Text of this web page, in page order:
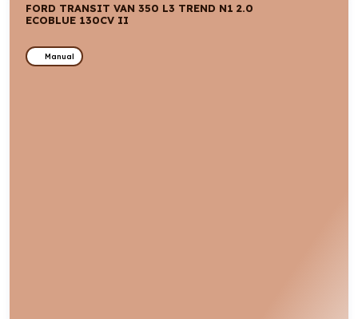
FORD TRANSIT VAN 350 L3 TREND N1 2.0
ECOBLUE 130CV II
Manual